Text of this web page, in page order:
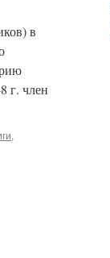
в
г. член
,